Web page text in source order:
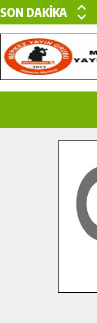
SON DAKİKA